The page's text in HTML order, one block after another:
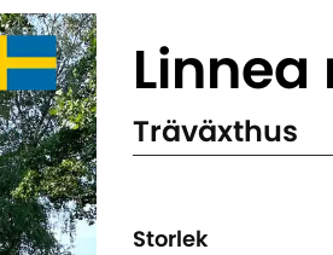
Träväxthus
Storlek